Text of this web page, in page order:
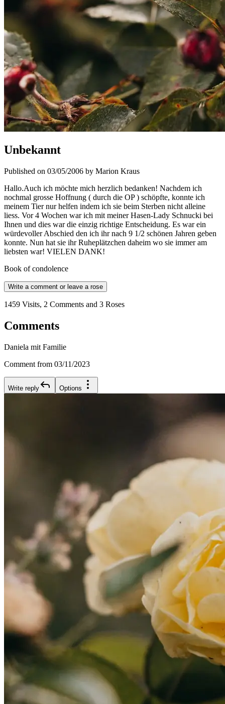
Unbekannt
Published on 03/05/2006 by Marion Kraus
Hallo.Auch ich möchte mich herzlich bedanken! Nachdem ich
nochmal grosse Hoffnung ( durch die OP ) schöpfte, konnte ich
meinem Tier nur helfen indem ich sie beim Sterben nicht alleine
liess. Vor 4 Wochen war ich mit meiner Hasen-Lady Schnucki bei
Ihnen und dies war die einzig richtige Entscheidung. Es war ein
würdevoller Abschied den ich ihr nach 9 1/2 schönen Jahren geben
konnte. Nun hat sie ihr Ruheplätzchen daheim wo sie immer am
liebsten war! VIELEN DANK!
Book of condolence
Write a comment or leave a rose
1459 Visits, 2 Comments and 3 Roses
Comments
Daniela mit Familie
Comment from 03/11/2023
Write reply Options